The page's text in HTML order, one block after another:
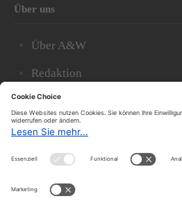
Über uns
Über A&W
Redaktion
Abonnieren
Archiv
Der A&W-Blog
DerA&W-Blog